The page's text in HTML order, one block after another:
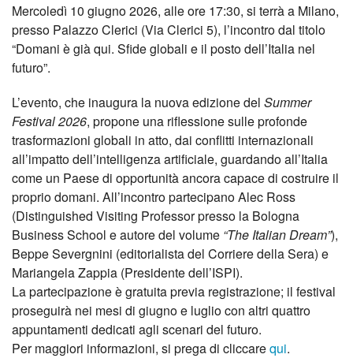
Mercoledì 10 giugno 2026, alle ore 17:30, si terrà a Milano,
presso Palazzo Clerici (Via Clerici 5), l’incontro dal titolo
“Domani è già qui. Sfide globali e il posto dell’Italia nel
futuro”.
L’evento, che inaugura la nuova edizione del Summer
Festival 2026, propone una riflessione sulle profonde
trasformazioni globali in atto, dai conflitti internazionali
all’impatto dell’intelligenza artificiale, guardando all’Italia
come un Paese di opportunità ancora capace di costruire il
proprio domani. All’incontro partecipano Alec Ross
(Distinguished Visiting Professor presso la Bologna
Business School e autore del volume “The Italian Dream”),
Beppe Severgnini (editorialista del Corriere della Sera) e
Mariangela Zappia (Presidente dell’ISPI).
La partecipazione è gratuita previa registrazione; il festival
proseguirà nei mesi di giugno e luglio con altri quattro
appuntamenti dedicati agli scenari del futuro.
Per maggiori informazioni, si prega di cliccarequi.